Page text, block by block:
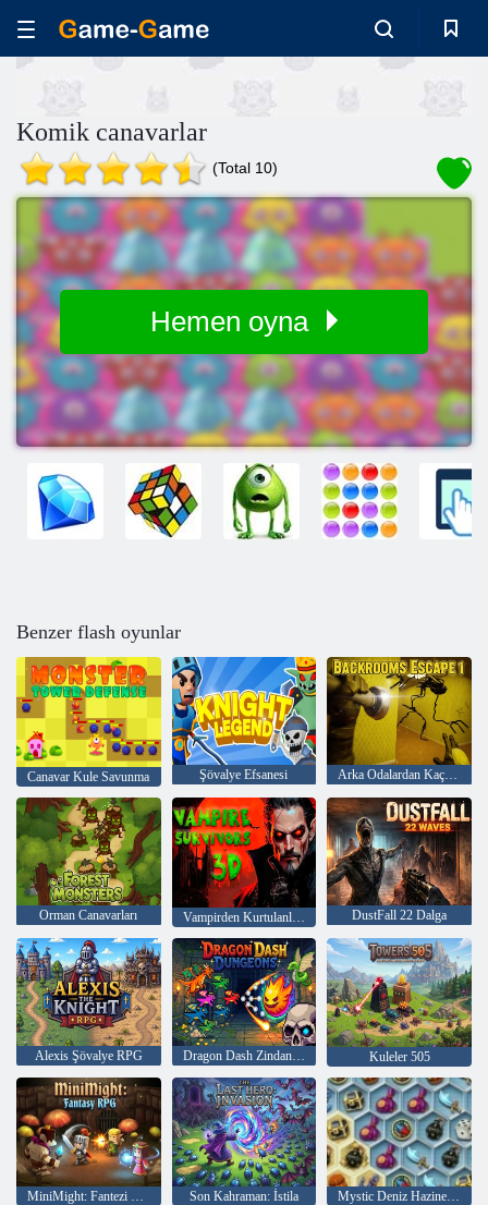
Komik canavarlar
(Total 10)
Hemen oyna
Benzer flash oyunlar
Canavar Kule Savunma Şövalye Efsanesi Arka Odalardan Kaçış 1
Orman Canavarları Vampirden Kurtulanlar 3D DustFall 22 Dalga
Alexis Şövalye RPG Dragon Dash Zindanları Kuleler 505
MiniMight: Fantezi RPG Son Kahraman: İstila Mystic Deniz Hazineleri